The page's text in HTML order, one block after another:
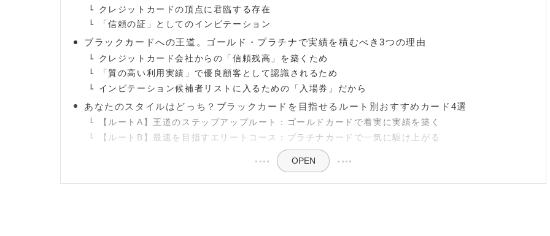
クレジットカードの頂点に君臨する存在
「信頼の証」としてのインビテーション
ブラックカードへの王道。ゴールド・プラチナで実績を積むべき3つの理由
クレジットカード会社からの「信頼残高」を築くため
「質の高い利用実績」で優良顧客として認識されるため
インビテーション候補者リストに入るための「入場券」だから
あなたのスタイルはどっち？ブラックカードを目指せるルート別おすすめカード4選
【ルートA】王道のステップアップルート：ゴールドカードで着実に実績を築く
【ルートB】最速を目指すエリートコース：プラチナカードで一気に駆け上がる
OPEN